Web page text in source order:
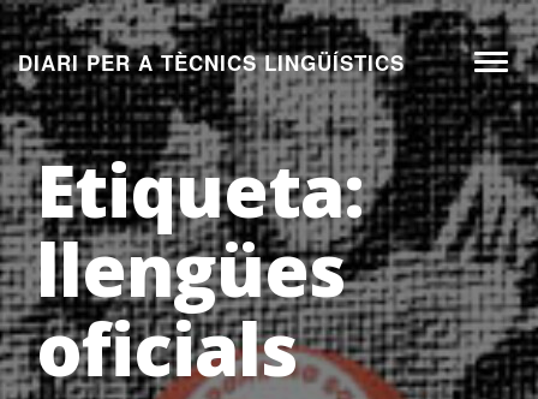
Aneu
al
contingut
DIARI PER A TÈCNICS LINGÜÍSTICS
Etiqueta:
llengües
oficials